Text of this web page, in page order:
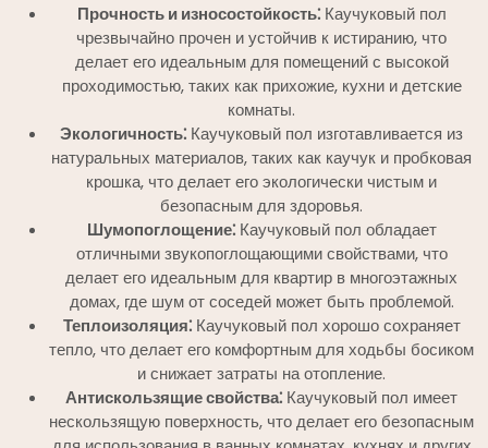
Прочность и износостойкость⁚Каучуковый пол
чрезвычайно прочен и устойчив к истиранию, что
делает его идеальным для помещений с высокой
проходимостью, таких как прихожие, кухни и детские
комнаты.
Экологичность⁚ Каучуковый пол изготавливается из
натуральных материалов, таких как каучук и пробковая
крошка, что делает его экологически чистым и
безопасным для здоровья.
Шумопоглощение⁚Каучуковый пол обладает
отличными звукопоглощающими свойствами, что
делает его идеальным для квартир в многоэтажных
домах, где шум от соседей может быть проблемой.
Теплоизоляция⁚Каучуковый пол хорошо сохраняет
тепло, что делает его комфортным для ходьбы босиком
и снижает затраты на отопление.
Антискользящие свойства⁚ Каучуковый пол имеет
нескользящую поверхность, что делает его безопасным